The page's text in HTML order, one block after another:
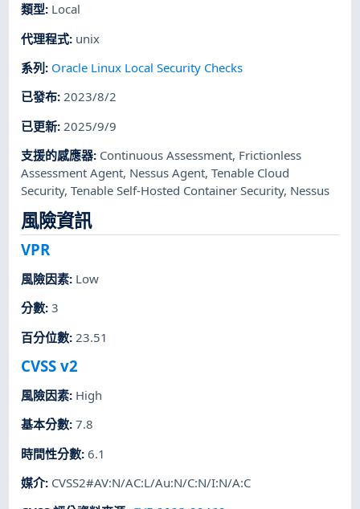
類型: Local
代理程式: unix
系列 : Oracle Linux Local Security Checks
已發布:2023/8/2
已更新: 2025/9/9
支援的感應器: Continuous Assessment, Frictionless
Assessment Agent, Nessus Agent,Tenable Cloud
Security,Tenable Self-Hosted Container Security, Nessus
風險資訊
VPR
風險因素: Low
分數:3
百分位數: 23.51
CVSS v2
風險因素: High
基本分數:7.8
時間性分數:6.1
媒介: CVSS2#AV:N/AC:L/Au:N/C:N/I:N/A:C